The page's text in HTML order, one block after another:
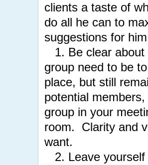
clients a taste of
do all he can to
suggestions for
1. Be clear about
group need to be
place, but still
potential
group in your
room. Clarity and
want.
2. Leave yourself